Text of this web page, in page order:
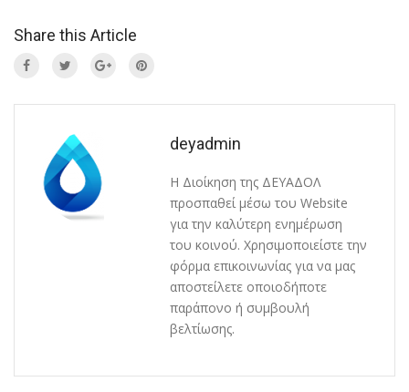
Share this Article
deyadmin
Η Διοίκηση της ΔΕΥΑΔΟΛ
προσπαθεί μέσω του Website
για την καλύτερη ενημέρωση
του κοινού. Χρησιμοποιείστε την
φόρμα επικοινωνίας για να μας
αποστείλετε οποιοδήποτε
παράπονο ή συμβουλή
βελτίωσης.